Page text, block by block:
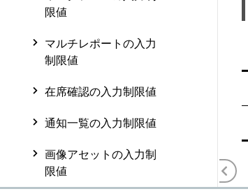
限値
マルチレポートの入力
制限値
在席確認の入力制限値
通知一覧の入力制限値
画像アセットの入力制
限値